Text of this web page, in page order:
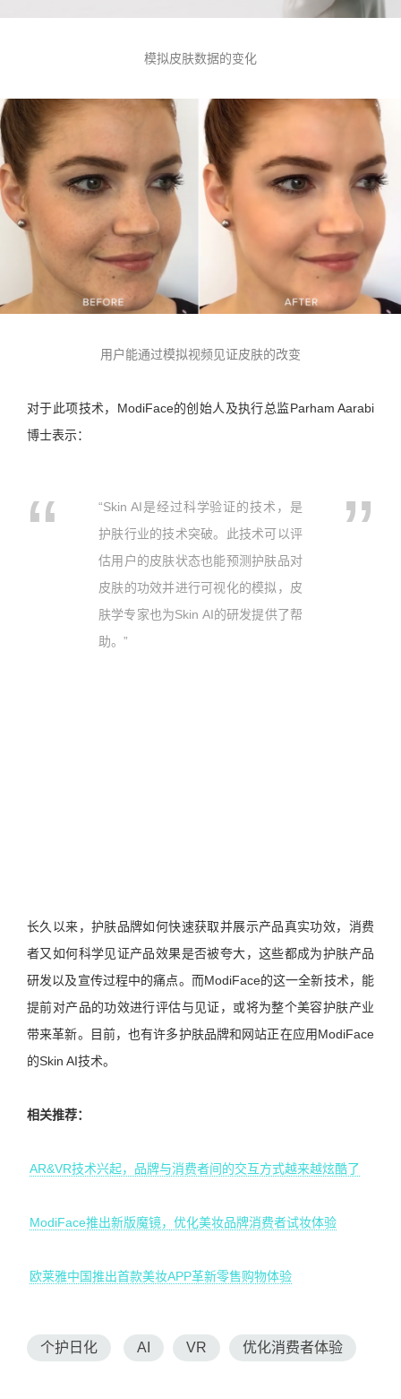
模拟皮肤数据的变化
用户能通过模拟视频见证皮肤的改变
对于此项技术，ModiFace的创始人及执行总监Parham Aarabi
博士表示：
“Skin AI是经过科学验证的技术，是
护肤行业的技术突破。此技术可以评
估用户的皮肤状态也能预测护肤品对
皮肤的功效并进行可视化的模拟，皮
肤学专家也为Skin AI的研发提供了帮
助。”
长久以来，护肤品牌如何快速获取并展示产品真实功效，消费
者又如何科学见证产品效果是否被夸大，这些都成为护肤产品
研发以及宣传过程中的痛点。而ModiFace的这一全新技术，能
提前对产品的功效进行评估与见证，或将为整个美容护肤产业
带来革新。目前，也有许多护肤品牌和网站正在应用ModiFace
的Skin AI技术。
相关推荐：
AR&VR技术兴起，品牌与消费者间的交互方式越来越炫酷了
ModiFace推出新版魔镜，优化美妆品牌消费者试妆体验
欧莱雅中国推出首款美妆APP革新零售购物体验
个护日化 AI VR 优化消费者体验